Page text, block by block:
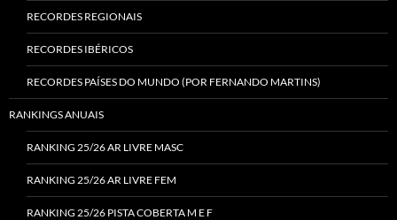
RECORDES REGIONAIS
RECORDES IBÉRICOS
RECORDES PAÍSES DO MUNDO (POR FERNANDO MARTINS)
RANKINGS ANUAIS
RANKING 25/26 AR LIVRE MASC
RANKING 25/26 AR LIVRE FEM
RANKING 25/26 PISTA COBERTA M E F